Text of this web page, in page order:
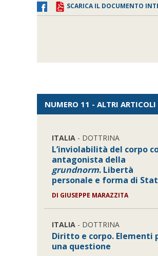
SCARICA IL DOCUMENTO
NUMERO 11 - ALTRI ARTICOLI
ITALIA - DOTTRINA
L’inviolabilità del corpo
antagonista della
grundnorm. Libertà
personale e forma di
DI GIUSEPPE MARAZZITA
ITALIA - DOTTRINA
Diritto e corpo. Elementi
una questione